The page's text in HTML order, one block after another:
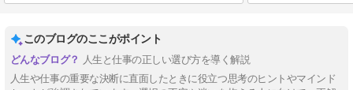
このブログのここがポイント
人生と仕事の正しい選び方を導く解説
人生や仕事の重要な決断に直面したときに役立つ思考のヒントやマインド